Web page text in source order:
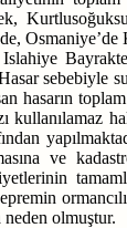
sebebiyle
hasarın
kullanılamaz
ve
olmuştur.